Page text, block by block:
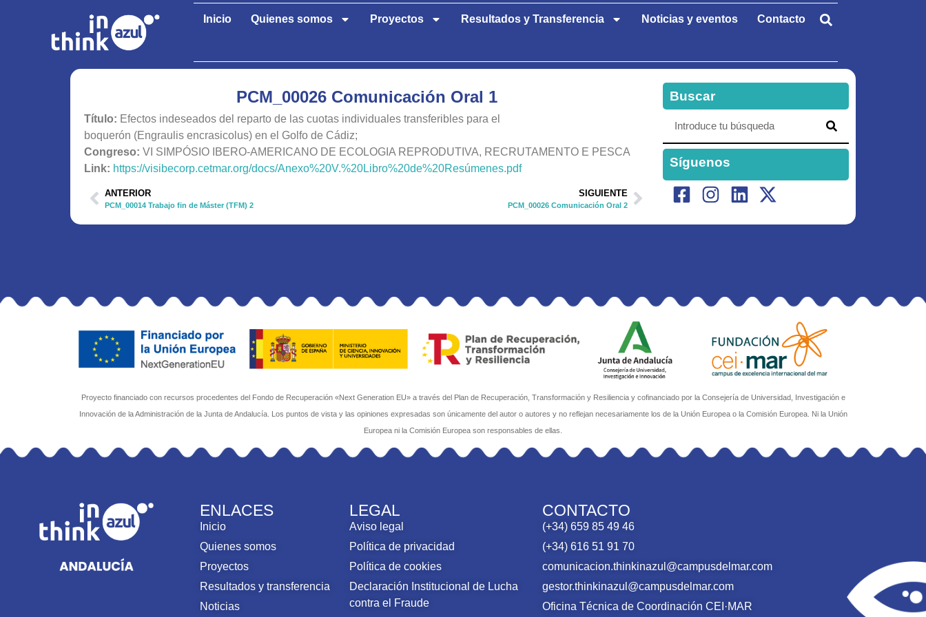
Inicio Quienes somos Proyectos Resultados y Transferencia Noticias y eventos Contacto
PCM_00026 Comunicación Oral 1
Título: Efectos indeseados del reparto de las cuotas individuales transferibles para el
boquerón (Engraulis encrasicolus) en el Golfo de Cádiz;
Congreso: VI SIMPÓSIO IBERO-AMERICANO DE ECOLOGIA REPRODUTIVA, RECRUTAMENTO E PESCA
Link: https://visibecorp.cetmar.org/docs/Anexo%20V.%20Libro%20de%20Resúmenes.pdf
ANTERIOR
PCM_00014 Trabajo fin de Máster (TFM) 2
SIGUIENTE
PCM_00026 Comunicación Oral 2
Buscar
Síguenos
Proyecto financiado con recursos procedentes del Fondo de Recuperación «Next Generation EU» a través del Plan de Recuperación, Transformación y Resiliencia y cofinanciado por la Consejería de Universidad, Investigación e
Innovación de la Administración de la Junta de Andalucía. Los puntos de vista y las opiniones expresadas son únicamente del autor o autores y no reflejan necesariamente los de la Unión Europea o la Comisión Europea. Ni la Unión
Europea ni la Comisión Europea son responsables de ellas.
ENLACES
Inicio
Quienes somos
Proyectos
Resultados y transferencia
Noticias
LEGAL
Aviso legal
Política de privacidad
Política de cookies
Declaración Institucional de Lucha
contra el Fraude
CONTACTO
(+34) 659 85 49 46
(+34) 616 51 91 70
comunicacion.thinkinazul@campusdelmar.com
gestor.thinkinazul@campusdelmar.com
Oficina Técnica de Coordinación CEI·MAR